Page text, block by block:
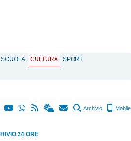
SCUOLA CULTURA
SPORT
Archivio Mobile
24 ORE